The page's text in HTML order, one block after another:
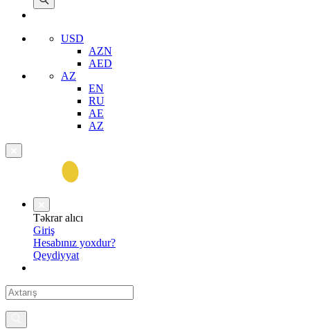
USD
AZN
AED
AZ
EN
RU
AE
AZ
Təkrar alıcı
Giriş
Hesabınız yoxdur?
Qeydiyyat